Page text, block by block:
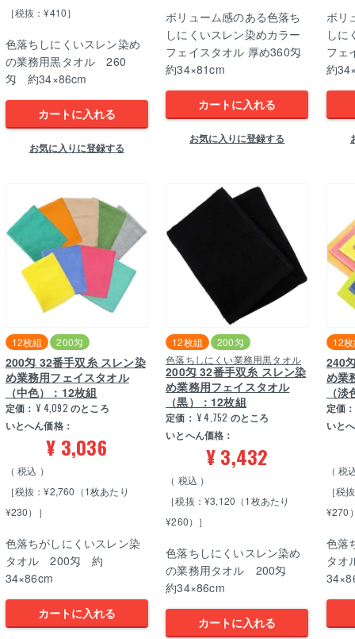
［税抜：¥410］
色落ちしにくいスレン染め
の業務用黒タオル 260
匁 約34×86cm
カートに入れる
お気に入りに登録する
ボリューム感のある色落ち
しにくいスレン染めカラー
フェイスタオル 厚め360匁
約34×81cm
カートに入れる
お気に入りに登録する
ボリ
しに
フェ
約
12枚組 200匁
200匁 32番手双糸 スレン染
め業務用フェイスタオル
（中色）：12枚組
定価： ¥ 4,092 のところ
いとへん価格：
¥ 3,036
税込
［税抜：¥2,760（1枚あたり
¥230）］
色落ちがしにくいスレン染
タオル 200匁 約
34×86cm
カートに入れる
12枚組
200匁
色落ちしにくい業務用黒タオル
200匁 32番手双糸 スレン染
め業務用フェイスタオル
（黒）：12枚組
定価： ¥ 4,752 のところ
いとへん価格：
¥3,432
税込
［税抜：¥3,120（1枚あたり
¥260）］
色落ちしにくいスレン染め
の業務用タオル 200匁
約34×86cm
カートに入れる
12
240
め業
（
定価：
いと
税
［税
¥270
色落
タ